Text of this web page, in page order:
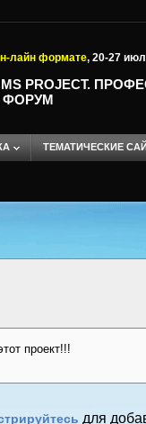
лайн формате, 20-27
PROJECT.
ФОРУМ
ТЕМАТИЧЕСКИЕ
проект!!!
для